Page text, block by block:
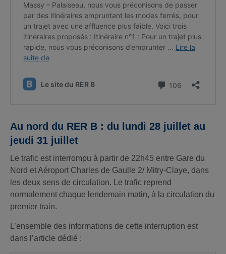
Au nord du RER B : du lundi 28 juillet au
jeudi 31 juillet
Le trafic est interrompu à partir de 22h45 entre Gare du
Nord et Aéroport Charles de Gaulle 2/ Mitry-Claye, dans
les deux sens de circulation. Le trafic reprend
normalement chaque lendemain matin, à la circulation du
premier train.
L’ensemble des informations de cette interruption est
dans l’article dédié :